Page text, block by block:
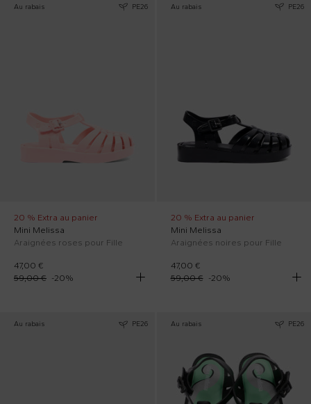
Au rabais PE26
20 % Extra au panier
Mini Melissa
Araignées roses pour Fille
47,00 €
59,00 € -20%
Au rabais PE26
20 % Extra au panier
Mini Melissa
Araignées noires pour Fille
47,00 €
59,00 €
-20%
Au rabais PE26 Au rabais PE26